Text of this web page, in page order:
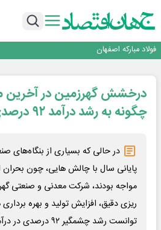
تداوم صعود مس در بازارهای جهانی؛ قیمت فلز سرخ از ۱۴هزار دلار در هر تن
فولاد مبارکه اصفهان
تجدیدپذیر با حضور استاندار اصفهان
گفتگو با کاوه معلمی، مدیر حسابداری مدیریت
تداوم صعود مس در بازارهای جهانی؛ قیمت فلز سرخ از ۱۴هزار دلار در هر تن
فولاد در تله قیمت‌گذاری دستوری
درخشش گهرزمین در آخرین
چگونه به رشد درآمد ۹۲ درصدی رسید؟
در حالی که بسیاری از بنگاه‌های
پایانی سال با چالش هایی، چون بحران
مواجه بودند، شرکت معدنی و صنعتی
ریزی دقیق، افزایش تولید و بهره